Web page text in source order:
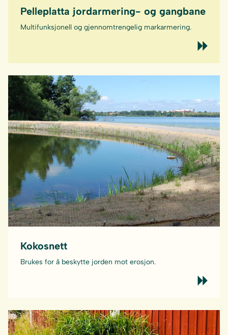
Pelleplatta jordarmering- og gangbane
Multifunksjonell og gjennomtrengelig markarmering.
Kokosnett
Brukes for å beskytte jorden mot erosjon.